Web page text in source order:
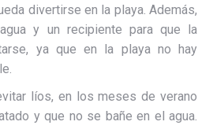
divertirse en la playa. Además,
y un recipiente para que la
ya que en la playa no hay
líos, en los meses de verano
y que no se bañe en el agua.